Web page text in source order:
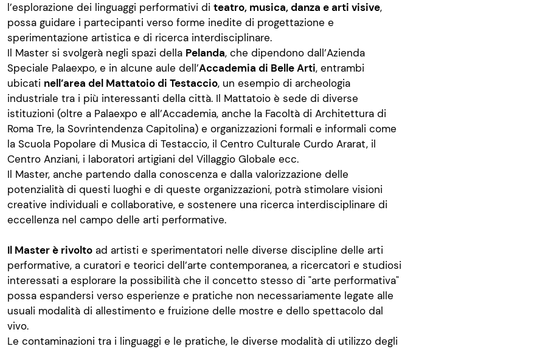
l’esplorazione dei linguaggi performativi di teatro, musica, danza e arti visive,
possa guidare i partecipanti verso forme inedite di progettazione e
sperimentazione artistica e di ricerca interdisciplinare.
Il Master si svolgerà negli spazi della Pelanda, che dipendono dall’Azienda
Speciale Palaexpo, e in alcune aule dell’Accademia di Belle Arti, entrambi
ubicati nell’area del Mattatoio di Testaccio, un esempio di archeologia
industriale tra i più interessanti della città. Il Mattatoio è sede di diverse
istituzioni (oltre a Palaexpo e all’Accademia, anche la Facoltà di Architettura di
Roma Tre, la Sovrintendenza Capitolina) e organizzazioni formali e informali come
la Scuola Popolare di Musica di Testaccio, il Centro Culturale Curdo Ararat, il
Centro Anziani, i laboratori artigiani del Villaggio Globale ecc.
Il Master, anche partendo dalla conoscenza e dalla valorizzazione delle
potenzialità di questi luoghi e di queste organizzazioni, potrà stimolare visioni
creative individuali e collaborative, e sostenere una ricerca interdisciplinare di
eccellenza nel campo delle arti performative.
Il Master è rivolto ad artisti e sperimentatori nelle diverse discipline delle arti
performative, a curatori e teorici dell’arte contemporanea, a ricercatori e studiosi
interessati a esplorare la possibilità che il concetto stesso di "arte performativa"
possa espandersi verso esperienze e pratiche non necessariamente legate alle
usuali modalità di allestimento e fruizione delle mostre e dello spettacolo dal
vivo.
Le contaminazioni tra i linguaggi e le pratiche, le diverse modalità di utilizzo degli